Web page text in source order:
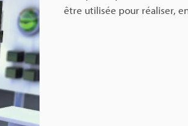
être utilisée pour réaliser,